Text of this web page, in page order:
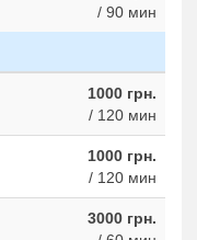
/ 90 мин
1000 грн.
/ 120 мин
1000 грн.
/ 120 мин
3000 грн.